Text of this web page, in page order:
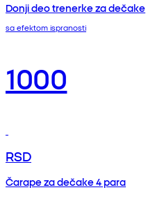
Donji deo trenerke za dečake
sa efektom ispranosti
1000
RSD
Čarape za dečake 4 para